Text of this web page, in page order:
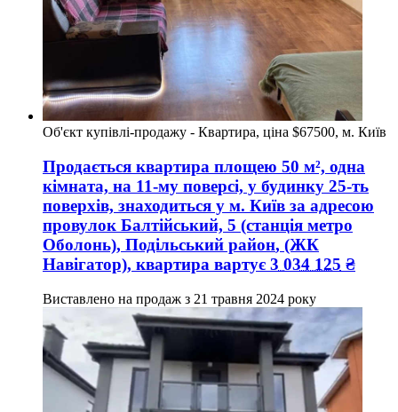
Об'єкт купівлі-продажу - Квартира, ціна $67500, м. Київ
Продається квартира площею 50 м², одна
кімната, на 11-му поверсі, у будинку 25-ть
поверхів, знаходиться у м. Київ за адресою
провулок Балтійський, 5 (станція метро
Оболонь), Подільський район, (ЖК
Навігатор), квартира вартує 3 034 125 ₴
Виставлено на продаж з 21 травня 2024 року